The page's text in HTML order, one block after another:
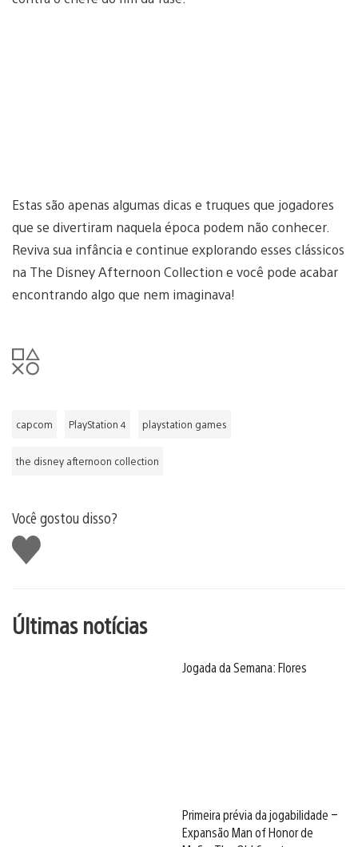
Estas são apenas algumas dicas e truques que jogadores
que se divertiram naquela época podem não conhecer.
Reviva sua infância e continue explorando esses clássicos
na The Disney Afternoon Collection e você pode acabar
encontrando algo que nem imaginava!
capcom PlayStation 4 playstation games
the disney afternoon collection
Você gostou disso?
Curtir
Últimas notícias
Jogada da Semana: Flores
Primeira prévia da jogabilidade –
Expansão Man of Honor de